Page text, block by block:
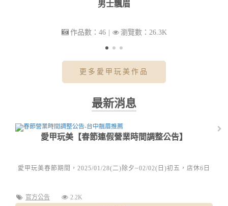
男士飄眉
作品數：46 瀏覽數：26.3K
更多愛甲玩美作品
最新消息
愛甲玩美【春節連假營業時間調整公告】
愛甲玩美春節期間，2025/01/28(二)除夕~02/02(日)初五，店休6日
官方公告
2.2K